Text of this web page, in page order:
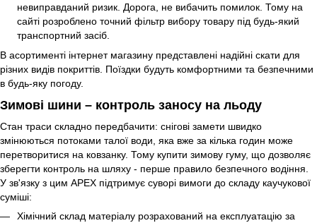
невиправданий ризик. Дорога, не вибачить помилок. Тому на
сайті розроблено точний фільтр вибору товару під будь-який
транспортний засіб.
В асортименті інтернет магазину представлені надійні скати для
різних видів покриттів. Поїздки будуть комфортними та безпечними
в будь-яку погоду.
Зимові шини – контроль заносу на льоду
Стан траси складно передбачити: снігові замети швидко
змінюються потоками талої води, яка вже за кілька годин може
перетворитися на ковзанку. Тому купити зимову гуму, що дозволяє
зберегти контроль на шляху - перше правило безпечного водіння.
У зв'язку з цим APEX підтримує суворі вимоги до складу каучукової
суміші:
Хімічний склад матеріалу розрахований на експлуатацію за